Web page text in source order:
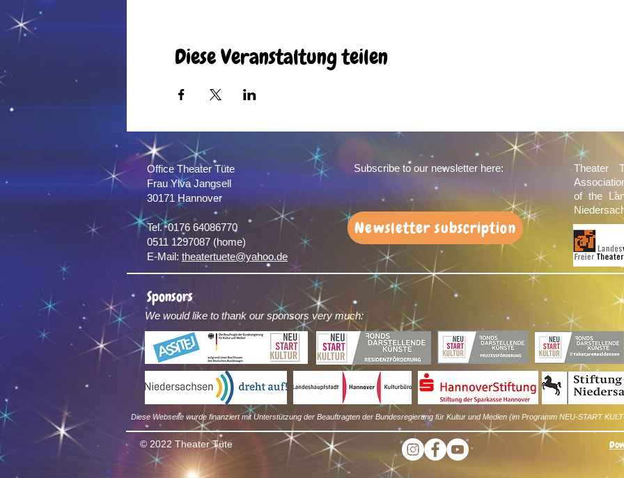
Diese Veranstaltung teilen
Newsletter subscription
Sponsors
We would like to thank our sponsors very much:
Diese Webseite wurde finanziert mit Unterstützung der Beauftragten der Bundesregierung für Kultur und Medien (im Programm NEU-START
© 2022 Theater Tüte
Office Theater Tüte
Frau Ylva Jangsell
30171 Hannover​
Tel. 0176 64086770
0511 1297087 (home)
E-Mail: theatertuete@yahoo.de
Subscribe to our newsletter here:
Theater
of the